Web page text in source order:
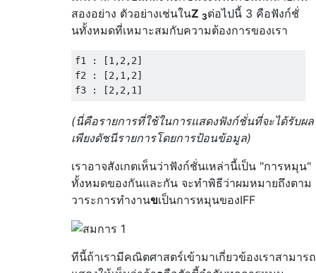
สองอย่าง ตัวอย่างเช่นในZ 3ต่อไปนี้ 3 คือฟังก์ชั่
นทั้งหมดที่เหมาะสมกับความต้องการของเรา
f1 : [1,2,2]
f2 : [2,1,2]
(นี่คือรายการที่ใช้ในการแสดงฟังก์ชั่นที่จะได้รับผล
เพียงดัชนีรายการโดยการป้อนข้อมูล)
เราอาจสังเกตเห็นว่าฟังก์ชั่นเหล่านี้เป็น "การหมุน"
ทั้งหมดของกันและกัน จะทำพิธีว่าผมหมายถึงตาม
วาระการทำงานขเป็นการหมุนของIFF
ทีนี้ถ้าเรามีคณิตศาสตร์เข้ามาเกี่ยวข้องเราสามารถ